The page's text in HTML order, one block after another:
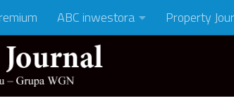
ABC inwestora Property